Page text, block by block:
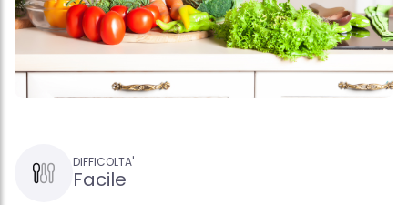
DIFFICOLTA'
Facile